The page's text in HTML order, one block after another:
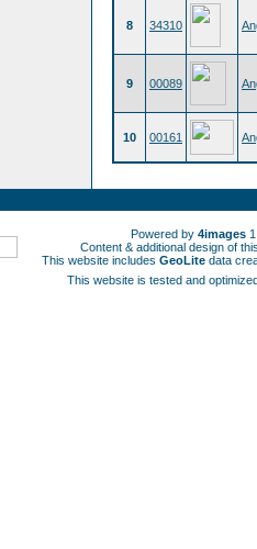
8 34310
9 00089
10 00161
Powered by 4images
Content & additional design of
This website includes GeoLite data
This website is tested and